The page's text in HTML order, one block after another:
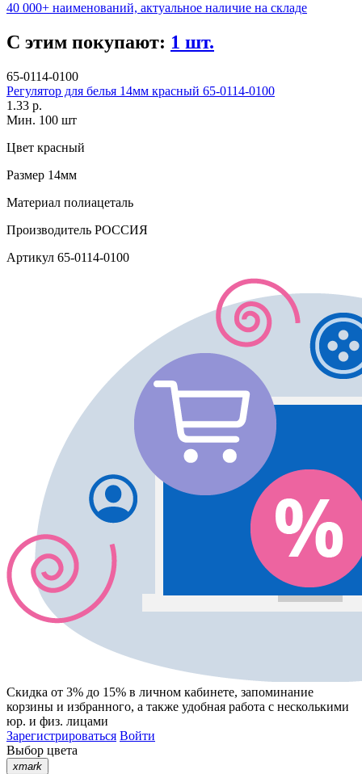
40 000+ наименований, актуальное наличие на складе
С этим покупают: 1 шт.
65-0114-0100
Регулятор для белья 14мм красный 65-0114-0100
1.33 р.
Мин. 100 шт
Цвет красный
Размер 14мм
Материал полиацеталь
Производитель РОССИЯ
Артикул 65-0114-0100
Скидка от 3% до 15% в личном кабинете, запоминание
корзины и избранного, а также удобная работа с несколькими
юр. и физ. лицами
Зарегистрироваться Войти
Выбор цвета
xmark